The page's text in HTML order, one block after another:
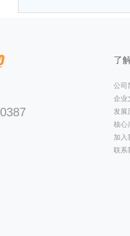
了
公司
企业
发展
核心
加入
联系